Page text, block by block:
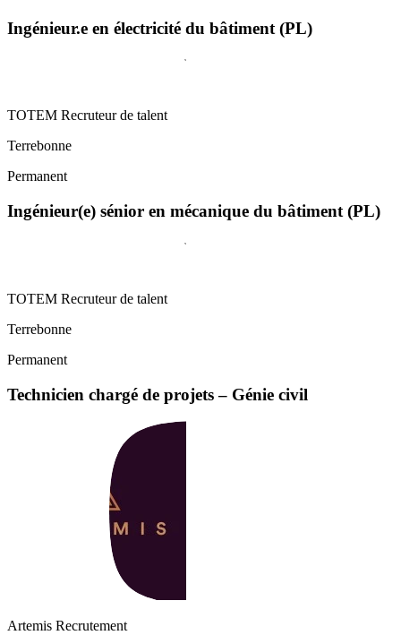
Ingénieur.e en électricité du bâtiment (PL)
TOTEM Recruteur de talent
Terrebonne
Permanent
Ingénieur(e) sénior en mécanique du bâtiment (PL)
TOTEM Recruteur de talent
Terrebonne
Permanent
Technicien chargé de projets – Génie civil
Artemis Recrutement